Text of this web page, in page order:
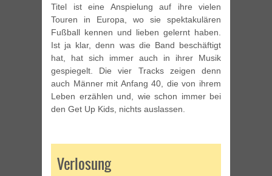
Titel ist eine Anspielung auf ihre vielen
Touren in Europa, wo sie spektakulären
Fußball kennen und lieben gelernt haben.
Ist ja klar, denn was die Band beschäftigt
hat, hat sich immer auch in ihrer Musik
gespiegelt. Die vier Tracks zeigen denn
auch Männer mit Anfang 40, die von ihrem
Leben erzählen und, wie schon immer bei
den Get Up Kids, nichts auslassen.
Verlosung